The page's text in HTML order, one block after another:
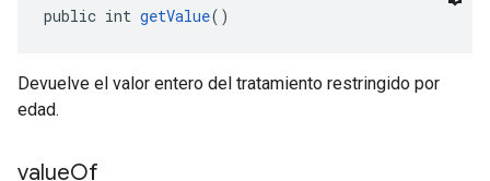
public int getValue()
Devuelve el valor entero del tratamiento restringido por
edad.
valueOf